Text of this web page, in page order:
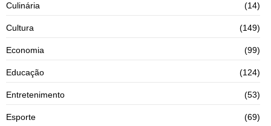
Culinária (14)
Cultura (149)
Economia (99)
Educação (124)
Entretenimento (53)
Esporte (69)